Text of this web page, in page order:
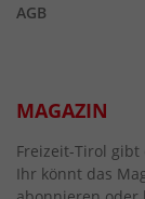
AGB
MAGAZIN
Freizeit-Tirol gibt
Ihr könnt das